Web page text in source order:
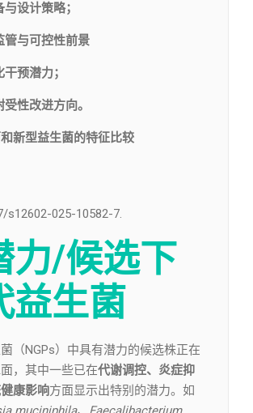
设计策略；
管与可控性前景
预潜力；
性改进方向。
新型益生菌的特征比较
s12602-025-10582-7.
力/候选下
益生菌
菌（NGPs）中具有潜力的候选株正在
，其中一些已在代谢调控、炎症抑
康影响方面显示出特别的潜力。如